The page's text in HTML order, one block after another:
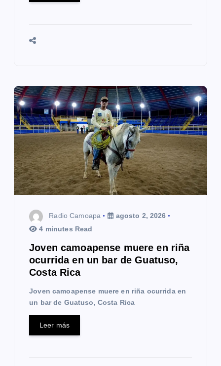
Radio Camoapa
agosto 2, 2026
4 minutes Read
Joven camoapense muere en riña
ocurrida en un bar de Guatuso,
Costa Rica
Joven camoapense muere en riña ocurrida en
un bar de Guatuso, Costa Rica
Leer más